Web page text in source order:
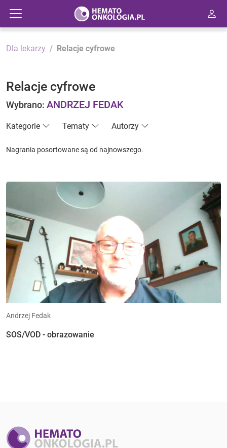
Dla lekarzy Relacje cyfrowe
Relacje cyfrowe
Wybrano: ANDRZEJ FEDAK
Kategorie Tematy Autorzy
Nagrania posortowane są od najnowszego.
Andrzej Fedak
SOS/VOD - obrazowanie